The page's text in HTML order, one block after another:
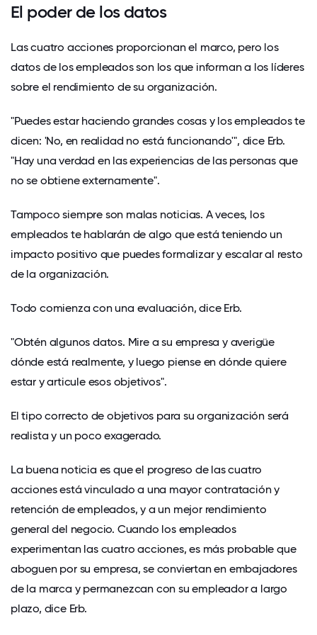
El poder de los datos
Las cuatro acciones proporcionan el marco, pero los
datos de los empleados son los que informan a los líderes
sobre el rendimiento de su organización.
"Puedes estar haciendo grandes cosas y los empleados te
dicen: 'No, en realidad no está funcionando'", dice Erb.
"Hay una verdad en las experiencias de las personas que
no se obtiene externamente".
Tampoco siempre son malas noticias. A veces, los
empleados te hablarán de algo que está teniendo un
impacto positivo que puedes formalizar y escalar al resto
de la organización.
Todo comienza con una evaluación, dice Erb.
"Obtén algunos datos. Mire a su empresa y averigüe
dónde está realmente, y luego piense en dónde quiere
estar y articule esos objetivos".
El tipo correcto de objetivos para su organización será
realista y un poco exagerado.
La buena noticia es que el progreso de las cuatro
acciones está vinculado a una mayor contratación y
retención de empleados, y a un mejor rendimiento
general del negocio. Cuando los empleados
experimentan las cuatro acciones, es más probable que
aboguen por su empresa, se conviertan en embajadores
de la marca y permanezcan con su empleador a largo
plazo, dice Erb.